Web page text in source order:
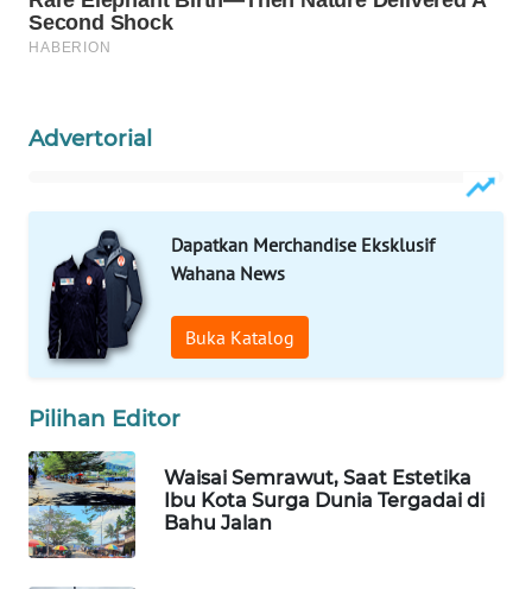
Advertorial
Dapatkan Merchandise Eksklusif
Wahana News
Buka Katalog
Pilihan Editor
Waisai Semrawut, Saat Estetika
Ibu Kota Surga Dunia Tergadai di
Bahu Jalan
WAHANA
HEALTH
DESA
WAHANA
Wahana
Network
LISTRIK
MASYARAKAT
KELISTRIKAN